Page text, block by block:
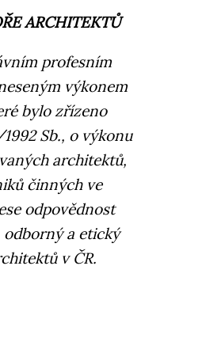
ARCHITEKTŮ
profesním
výkonem
bylo zřízeno
Sb., o výkonu
architektů,
činných ve
odpovědnost
a etický
v ČR.